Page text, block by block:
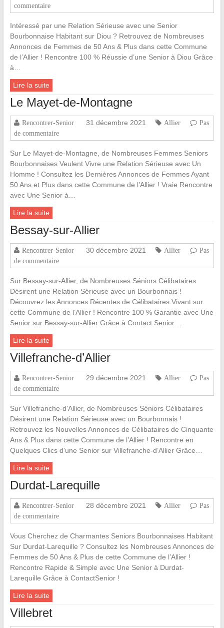
commentaire
Intéressé par une Relation Sérieuse avec une Senior
Bourbonnaise Habitant sur Diou ? Retrouvez de Nombreuses
Annonces de Femmes de 50 Ans & Plus dans cette Commune
de l’Allier ! Rencontre 100 % Réussie d’une Senior à Diou Grâce
à…
Lire la suite
Le Mayet-de-Montagne
Rencontrer-Senior 31 décembre 2021 Allier
Pas
de commentaire
Sur Le Mayet-de-Montagne, de Nombreuses Femmes Seniors
Bourbonnaises Veulent Vivre une Relation Sérieuse avec Un
Homme ! Consultez les Dernières Annonces de Femmes Ayant
50 Ans et Plus dans cette Commune de l’Allier ! Vraie Rencontre
avec Une Senior à…
Lire la suite
Bessay-sur-Allier
Rencontrer-Senior 30 décembre 2021 Allier
Pas
de commentaire
Sur Bessay-sur-Allier, de Nombreuses Séniors Célibataires
Désirent une Relation Sérieuse avec un Bourbonnais !
Découvrez les Annonces Récentes de Célibataires Vivant sur
cette Commune de l’Allier ! Rencontre 100 % Garantie avec Une
Senior sur Bessay-sur-Allier Grâce à Contact Senior…
Lire la suite
Villefranche-d’Allier
Rencontrer-Senior 29 décembre 2021 Allier
Pas
de commentaire
Sur Villefranche-d’Allier, de Nombreuses Séniors Célibataires
Désirent une Relation Sérieuse avec un Bourbonnais !
Retrouvez les Nouvelles Annonces de Célibataires de Cinquante
Ans & Plus dans cette Commune de l’Allier ! Rencontre en
Quelques Clics d’une Senior sur Villefranche-d’Allier Grâce…
Lire la suite
Durdat-Larequille
Rencontrer-Senior 28 décembre 2021 Allier
Pas
de commentaire
Vous Cherchez de Charmantes Seniors Bourbonnaises Habitant
Sur Durdat-Larequille ? Consultez les Nombreuses Annonces de
Femmes de 50 Ans & Plus de cette Commune de l’Allier !
Rencontre Rapide & Simple avec Une Senior à Durdat-
Larequille Grâce à ContactSenior !
Lire la suite
Villebret